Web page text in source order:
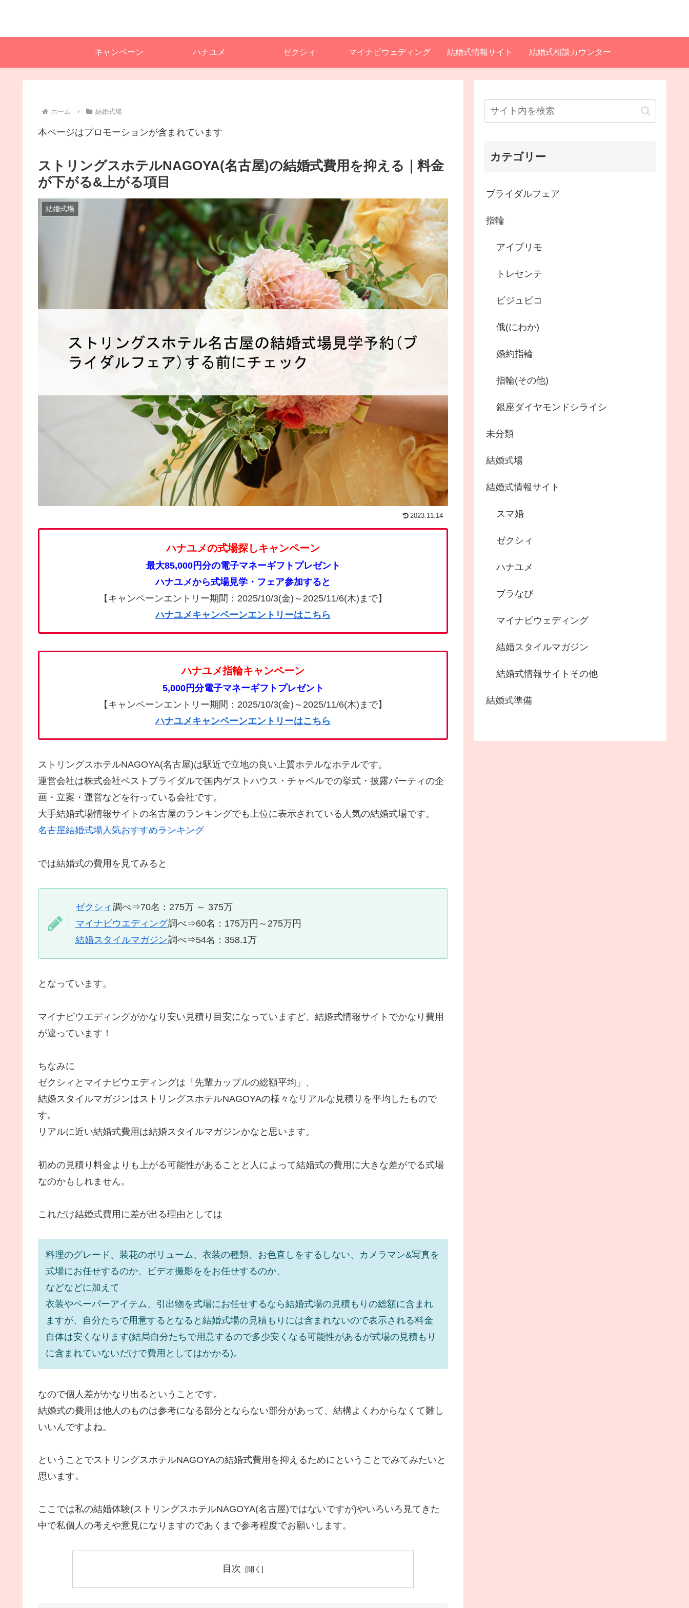
キャンペーン ハナユメ ゼクシィ マイナビウェディング 結婚式情報サイト 結婚式相談カウンター
ホーム 結婚式場
本ページはプロモーションが含まれています
ストリングスホテルNAGOYA(名古屋)の結婚式費用を抑える｜料金
が下がる&上がる項目
結婚式場
2023.11.14
ハナユメの式場探しキャンペーン
最大85,000円分の電子マネーギフトプレゼント
ハナユメから式場見学・フェア参加すると
【キャンペーンエントリー期間：2025/10/3(金)～2025/11/6(木)まで】
ハナユメキャンペーンエントリーはこちら
ハナユメ指輪キャンペーン
5,000円分電子マネーギフトプレゼント
【キャンペーンエントリー期間：2025/10/3(金)～2025/11/6(木)まで】
ハナユメキャンペーンエントリーはこちら
ストリングスホテルNAGOYA(名古屋)は駅近で立地の良い上質ホテルなホテルです。
運営会社は株式会社ベストブライダルで国内ゲストハウス・チャペルでの挙式・披露パーティの企
画・立案・運営などを行っている会社です。
大手結婚式場情報サイトの名古屋のランキングでも上位に表示されている人気の結婚式場です。
名古屋結婚式場人気おすすめランキング
では結婚式の費用を見てみると
ゼクシィ 調べ⇒70名：275万 ～ 375万
マイナビウエディング調べ⇒60名：175万円～275万円
結婚スタイルマガジン調べ⇒54名：358.1万
となっています。
マイナビウエディングがかなり安い見積り目安になっていますど、結婚式情報サイトでかなり費用
が違っています！
ちなみに
ゼクシィとマイナビウエディングは「先輩カップルの総額平均」、
結婚スタイルマガジンはストリングスホテルNAGOYAの様々なリアルな見積りを平均したもので
す。
リアルに近い結婚式費用は結婚スタイルマガジンかなと思います。
初めの見積り料金よりも上がる可能性があることと人によって結婚式の費用に大きな差がでる式場
なのかもしれません。
これだけ結婚式費用に差が出る理由としては
料理のグレード、 装花のボリューム、衣装の種類、お色直しをするしない、カメラマン&写真を
式場にお任せするのか、ビデオ撮影ををお任せするのか、
などなどに加えて
衣装やペーパーアイテム、引出物を式場にお任せするなら結婚式場の見積もりの総額に含まれ
ますが、自分たちで用意するとなると結婚式場の見積もりには含まれないので表示される料金
自体は安くなります(結局自分たちで用意するので多少安くなる可能性があるが式場の見積もり
に含まれていないだけで費用としてはかかる)。
なので個人差がかなり出るということです。
結婚式の費用は他人のものは参考になる部分とならない部分があって、結構よくわからなくて難し
いいんですよね。
ということでストリングスホテルNAGOYAの結婚式費用を抑えるためにということでみてみたいと
思います。
ここでは私の結婚体験(ストリングスホテルNAGOYA(名古屋)ではないですが)やいろいろ見てきた
中で私個人の考えや意見になりますのであくまで参考程度でお願いします。
目次
カテゴリー
ブライダルフェア
指輪
アイプリモ
トレセンテ
ビジュピコ
俄(にわか)
婚約指輪
指輪(その他)
銀座ダイヤモンドシライシ
未分類
結婚式場
結婚式情報サイト
スマ婚
ゼクシィ
ハナユメ
ブラなび
マイナビウェディング
結婚スタイルマガジン
結婚式情報サイトその他
結婚式準備